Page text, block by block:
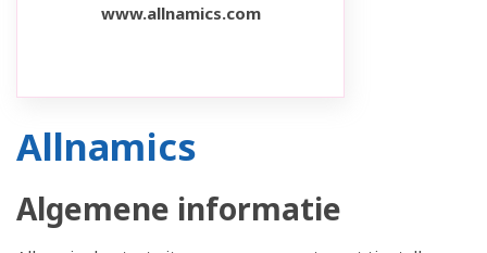
www.allnamics.com
Allnamics
Algemene informatie